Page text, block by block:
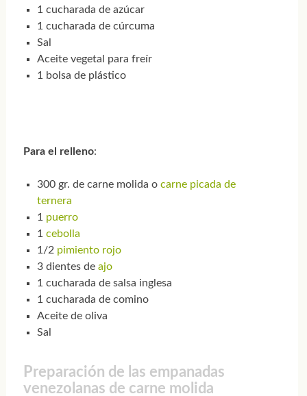
1 cucharada de azúcar
1 cucharada de cúrcuma
Sal
Aceite vegetal para freír
1 bolsa de plástico
Para el relleno:
300 gr. de carne molida o carne picada de
ternera
1 puerro
1 cebolla
1/2 pimiento rojo
3 dientes de ajo
1 cucharada de salsa inglesa
1 cucharada de comino
Aceite de oliva
Sal
Preparación de las empanadas
venezolanas de carne molida